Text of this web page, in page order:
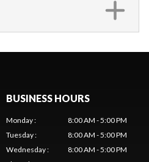
BUSINESS HOURS
Monday:
8:00 AM - 5:00 PM
Tuesday:
8:00 AM - 5:00 PM
Wednesday:
8:00 AM - 5:00 PM